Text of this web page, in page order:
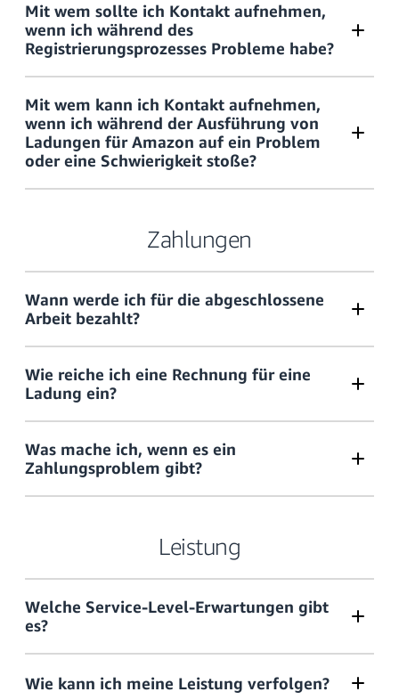
transportation-privacy@amazon.com
Mit wem sollte ich Kontakt aufnehmen,
wenn ich während des
Registrierungsprozesses Probleme habe?
Mit wem kann ich Kontakt aufnehmen,
wenn ich während der Ausführung von
Ladungen für Amazon auf ein Problem
oder eine Schwierigkeit stoße?
Zahlungen
Wann werde ich für die abgeschlossene
Arbeit bezahlt?
Wie reiche ich eine Rechnung für eine
Ladung ein?
Was mache ich, wenn es ein
Zahlungsproblem gibt?
Leistung
Welche Service-Level-Erwartungen gibt
es?
Wie kann ich meine Leistung verfolgen?